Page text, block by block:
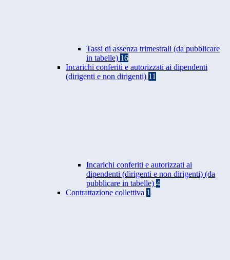
Tassi di assenza trimestrali (da pubblicare
in tabelle) 16
Incarichi conferiti e autorizzati ai dipendenti
(dirigenti e non dirigenti) 11
Incarichi conferiti e autorizzati ai
dipendenti (dirigenti e non dirigenti) (da
pubblicare in tabelle) 4
Contrattazione collettiva 1